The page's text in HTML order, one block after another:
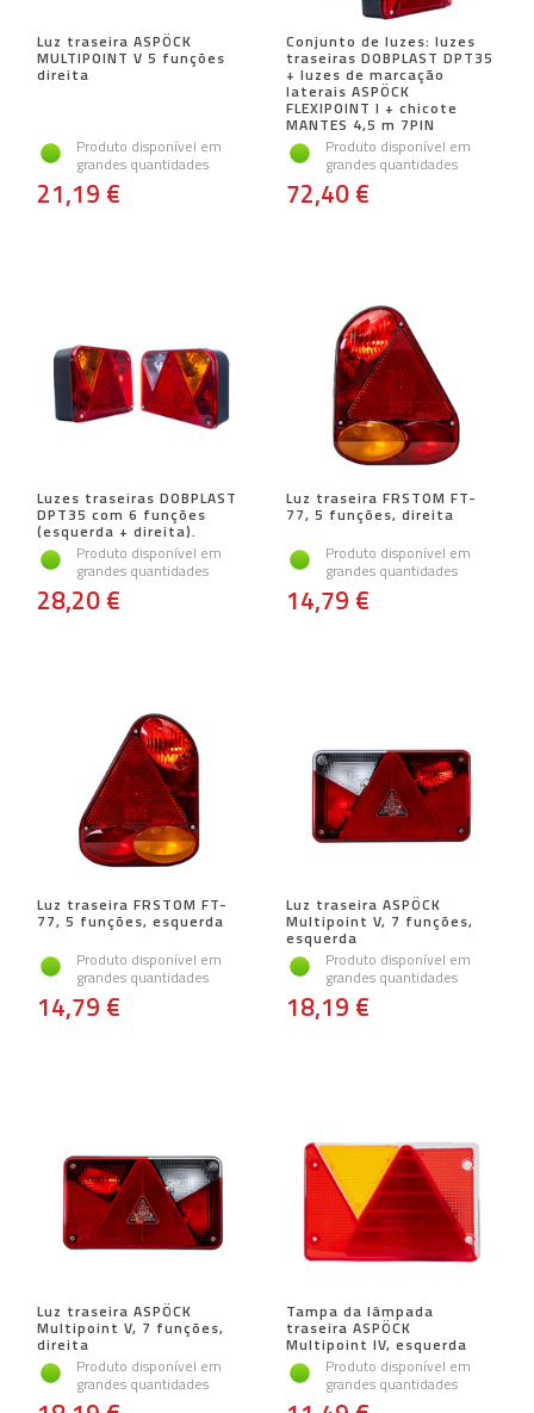
Luz traseira ASPÖCK
MULTIPOINT V 5 funções
direita
Produto disponível em
grandes quantidades
21,19 €
Conjunto de luzes: luzes
traseiras DOBPLAST DPT35
+ luzes de marcação
laterais ASPÖCK
FLEXIPOINT I + chicote
MANTES 4,5 m 7PIN
Produto disponível em
grandes quantidades
72,40 €
Luzes traseiras DOBPLAST
DPT35 com 6 funções
(esquerda + direita).
Produto disponível em
grandes quantidades
28,20 €
Luz traseira FRSTOM FT-
77, 5 funções, direita
Produto disponível em
grandes quantidades
14,79 €
Luz traseira FRSTOM FT-
77, 5 funções, esquerda
Produto disponível em
grandes quantidades
14,79 €
Luz traseira ASPÖCK
Multipoint V, 7 funções,
esquerda
Produto disponível em
grandes quantidades
18,19 €
Luz traseira ASPÖCK
Multipoint V, 7 funções,
direita
Produto disponível em
grandes quantidades
Tampa da lâmpada
traseira ASPÖCK
Multipoint IV, esquerda
Produto disponível em
grandes quantidades